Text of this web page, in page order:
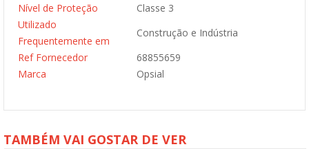
Nível de Proteção
Classe 3
Utilizado
Frequentemente em
Construção e Indústria
Ref Fornecedor
68855659
Marca
Opsial
TAMBÉM VAI GOSTAR DE VER